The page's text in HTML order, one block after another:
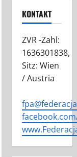
KONTAKT
ZVR -Zahl:
1636301838,
Sitz: Wien
/ Austria